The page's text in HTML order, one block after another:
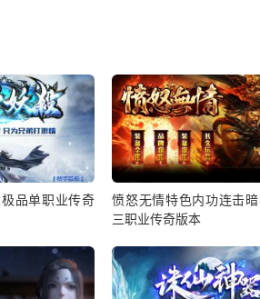
品单职业传奇
愤怒无情特色内功连击
三职业传奇版本